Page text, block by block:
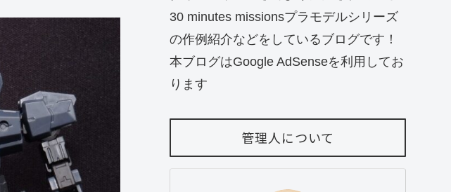
30 minutes missionsプラモデルシリーズ
の作例紹介などをしているブログです！
本ブログはGoogle AdSenseを利用してお
ります
管理人について